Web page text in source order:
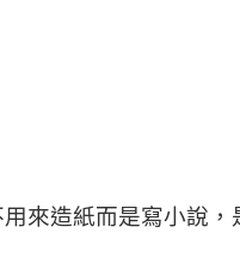
來造紙而是寫小說，